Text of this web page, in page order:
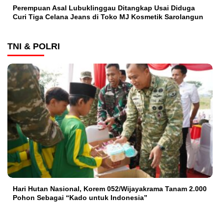
Perempuan Asal Lubuklinggau Ditangkap Usai Diduga
Curi Tiga Celana Jeans di Toko MJ Kosmetik Sarolangun
TNI & POLRI
Hari Hutan Nasional, Korem 052/Wijayakrama Tanam 2.000
Pohon Sebagai “Kado untuk Indonesia”